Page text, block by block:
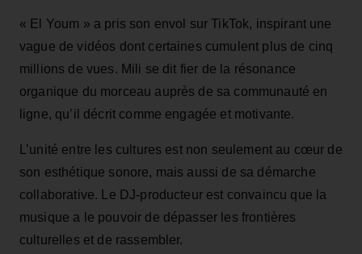
« El Youm » a pris son envol sur TikTok, inspirant une
vague de vidéos dont certaines cumulent plus de cinq
millions de vues. Mili se dit fier de la résonance
organique du morceau auprès de sa communauté en
ligne, qu’il décrit comme engagée et motivante.
L’unité entre les cultures est non seulement au cœur de
son esthétique sonore, mais aussi de sa démarche
collaborative. Le DJ-producteur est convaincu que la
musique a le pouvoir de dépasser les frontières
culturelles et de rassembler.